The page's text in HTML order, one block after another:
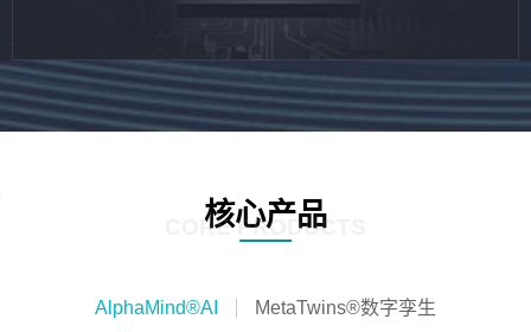
核心产品
CORE PRODUCTS
AlphaMind®AI MetaTwins®数字孪生